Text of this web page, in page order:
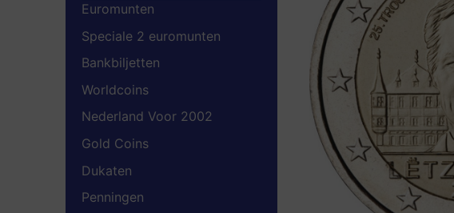
Euromunten
Speciale 2 euromunten
Bankbiljetten
Worldcoins
Nederland Voor 2002
Gold Coins
Dukaten
Penningen